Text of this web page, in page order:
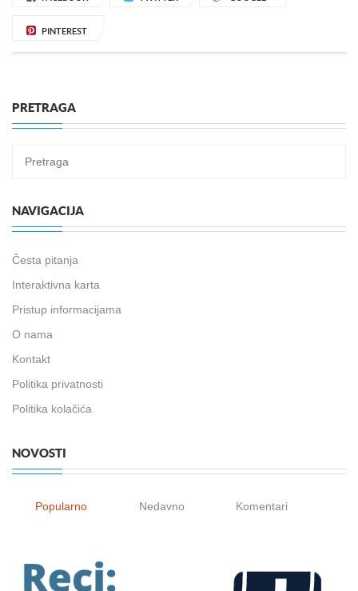
PINTEREST
PRETRAGA
NAVIGACIJA
Česta pitanja
Interaktivna karta
Pristup informacijama
O nama
Kontakt
Politika privatnosti
Politika kolačića
NOVOSTI
Popularno Nedavno Komentari